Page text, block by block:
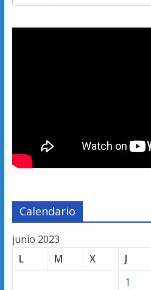
Calendario
junio 2023
L
M X J
1